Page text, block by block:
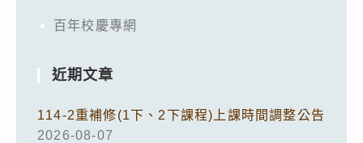
百年校慶專網
近期文章
114-2重補修(1下、2下課程)上課時間調整公告
2026-08-07